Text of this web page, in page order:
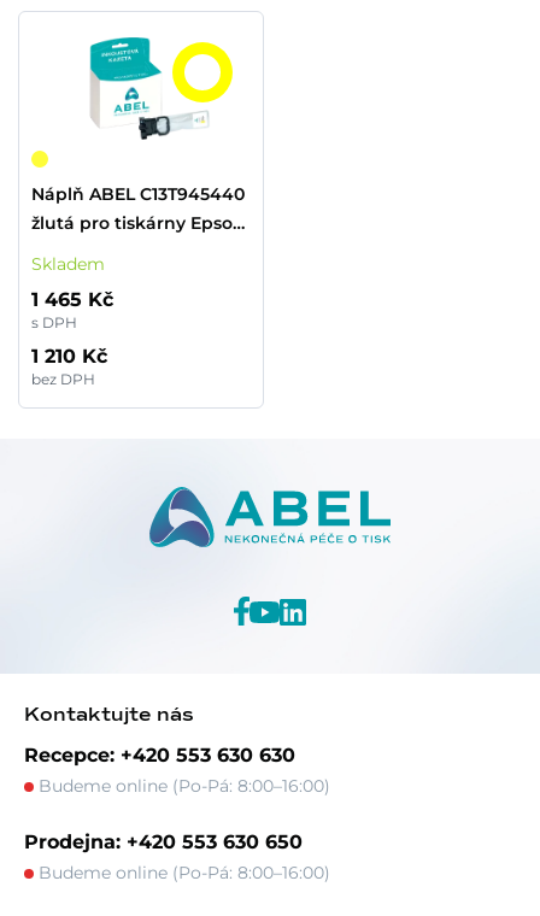
Náplň ABEL C13T945440
žlutá pro tiskárny Epson
(5 000 stran)
Skladem
1 465 Kč
s DPH
1 210 Kč
bez DPH
Kontaktujte nás
Recepce: +420 553 630 630
Budeme online (Po-Pá: 8:00–16:00)
Prodejna: +420 553 630 650
Budeme online (Po-Pá: 8:00–16:00)